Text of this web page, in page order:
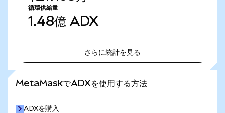
循環供給量
1.48億 ADX
さらに統計を見る
MetaMaskでADXを使用する方法
ADXを購入